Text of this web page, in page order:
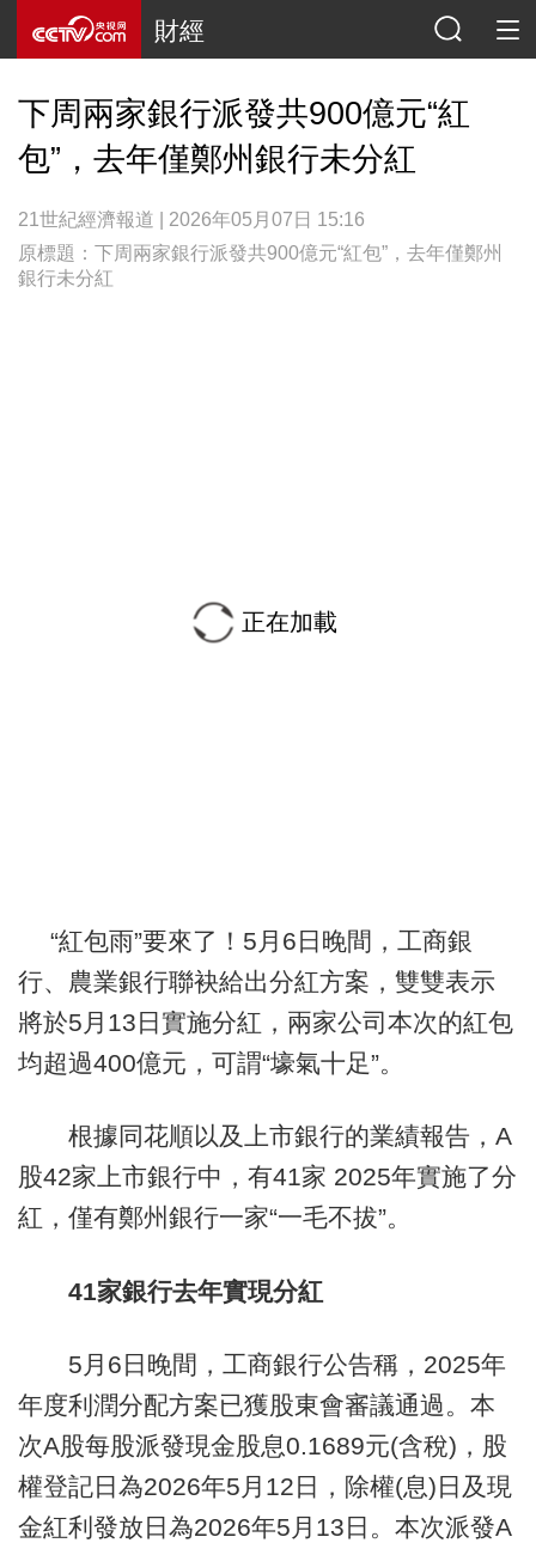
財經
下周兩家銀行派發共900億元“紅
包”，去年僅鄭州銀行未分紅
21世紀經濟報道 | 2026年05月07日 15:16
原標題：下周兩家銀行派發共900億元“紅包”，去年僅鄭州
銀行未分紅
正在加載
“紅包雨”要來了！5月6日晚間，工商銀
行、農業銀行聯袂給出分紅方案，雙雙表示
將於5月13日實施分紅，兩家公司本次的紅包
均超過400億元，可謂“壕氣十足”。
根據同花順以及上市銀行的業績報告，A
股42家上市銀行中，有41家 2025年實施了分
紅，僅有鄭州銀行一家“一毛不拔”。
41家銀行去年實現分紅
5月6日晚間，工商銀行公告稱，2025年
年度利潤分配方案已獲股東會審議通過。本
次A股每股派發現金股息0.1689元(含稅)，股
權登記日為2026年5月12日，除權(息)日及現
金紅利發放日為2026年5月13日。本次派發A